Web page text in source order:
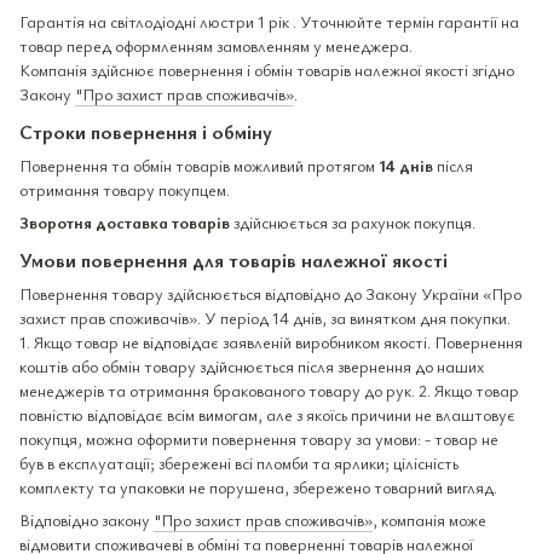
Гарантія на світлодіодні люстри 1 рік . Уточнюйте термін гарантії на
товар перед оформленням замовленням у менеджера.
Компанія здійснює повернення і обмін товарів належної якості згідно
Закону "Про захист прав споживачів».
Строки повернення і обміну
Повернення та обмін товарів можливий протягом 14 днів після
отримання товару покупцем.
Зворотня доставка товарівздійснюється за рахунок покупця.
Умови повернення для товарів належної якості
Повернення товару здійснюється відповідно до Закону України «Про
захист прав споживачів». У період 14 днів, за винятком дня покупки.
1. Якщо товар не відповідає заявленій виробником якості. Повернення
коштів або обмін товару здійснюється після звернення до наших
менеджерів та отримання бракованого товару до рук. 2. Якщо товар
повністю відповідає всім вимогам, але з якоїсь причини не влаштовує
покупця, можна оформити повернення товару за умови: - товар не
був в експлуатації; збережені всі пломби та ярлики; цілісність
комплекту та упаковки не порушена, збережено товарний вигляд.
Відповідно закону "Про захист прав споживачів», компанія може
відмовити споживачеві в обміні та поверненні товарів належної